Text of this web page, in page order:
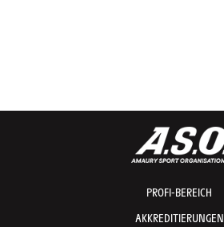
PROFI-BEREICH
AKKREDITIERUNGEN